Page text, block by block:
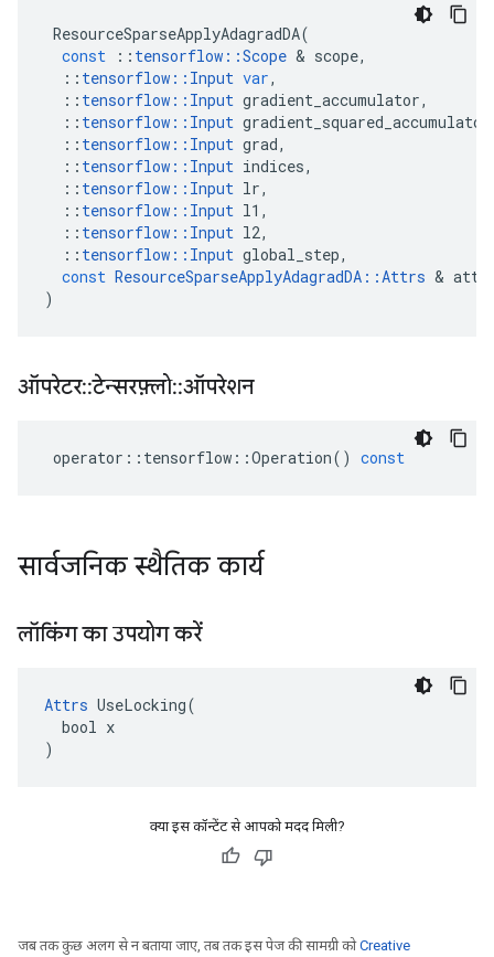
ResourceSparseApplyAdagradDA(
const
:: tensorflow ::Scope & scope,
:: tensorflow :: Input var,
:: tensorflow :: Input gradient_accumulator,
:: tensorflow :: Input gradient_squared_accumulator
:: tensorflow :: Input grad,
:: tensorflow :: Input indices,
:: tensorflow :: Input lr,
:: tensorflow :: Input l1 ,
:: tensorflow :: Input l2,
:: tensorflow :: Input global_step,
const ResourceSparseApplyAdagradDA ::Attrs &
)
ऑपरेटर::टेन्सरफ़्लो::ऑपरेशन
operator :: tensorflow ::Operation() const
सार्वजनिक स्थैतिक कार्य
लॉकिंग का उपयोग करें
Attrs UseLocking(
  bool x
)
क्या इस कॉन्टेंट से आपको मदद मिली?
जब तक कुछ अलग से न बताया जाए, तब तक इस पेज की सामग्री कोCreative